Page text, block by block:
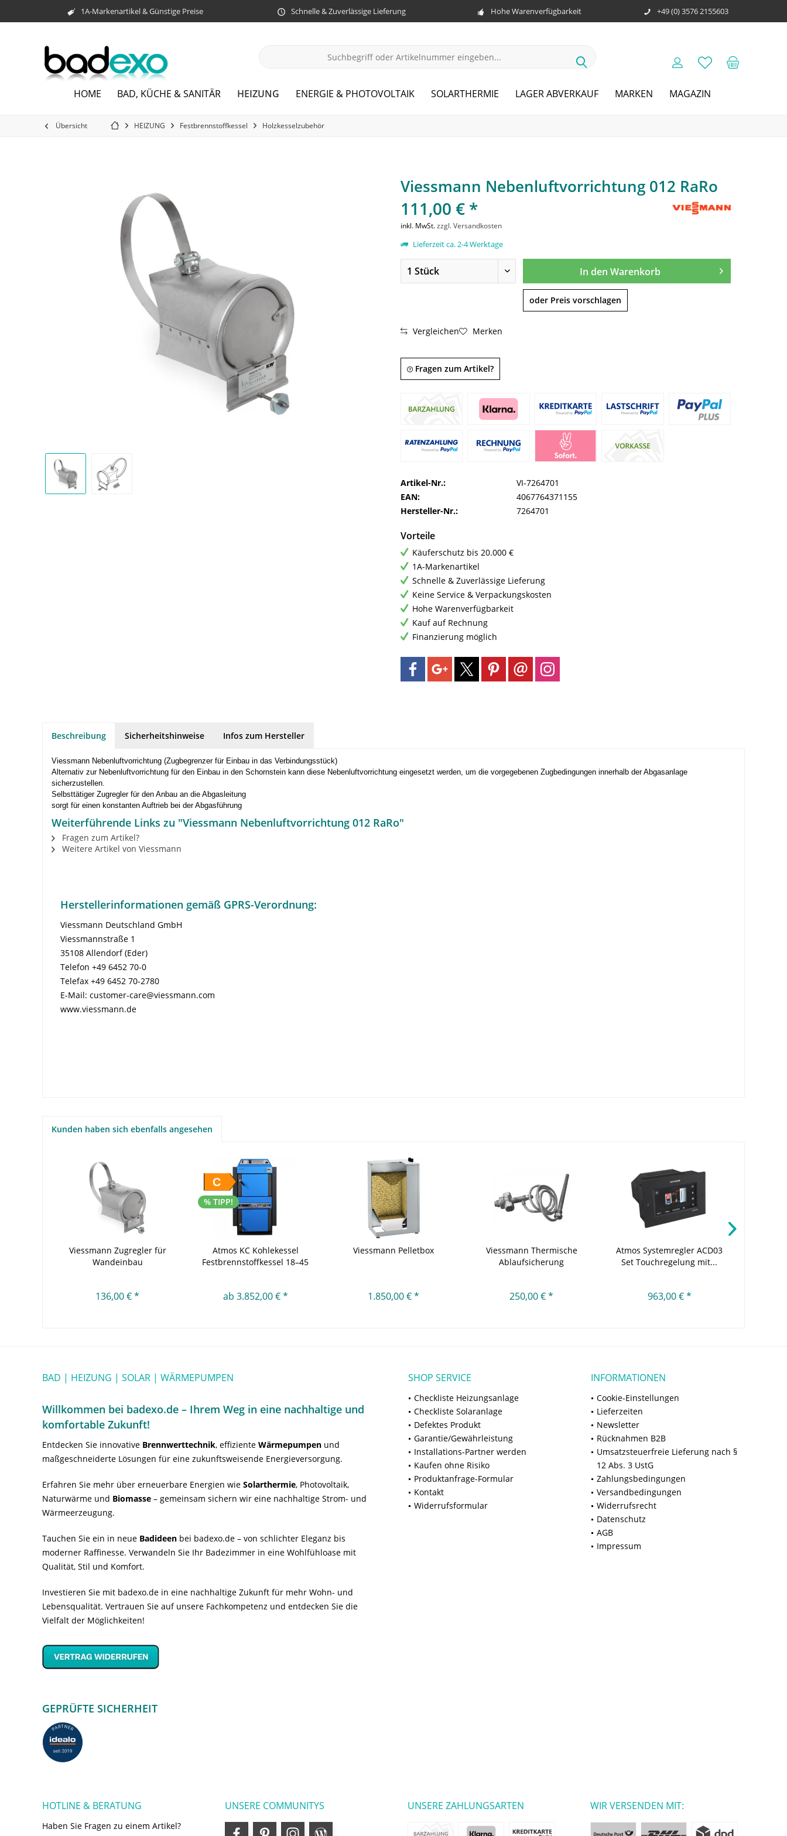
1A-Markenartikel & Günstige Preise Schnelle & Zuverlässige Lieferung Hohe Warenverfügbarkeit +49 (0) 3576 2155603
HOME BAD, KÜCHE & SANITÄR HEIZUNG ENERGIE & PHOTOVOLTAIK SOLARTHERMIE LAGER ABVERKAUF MARKEN MAGAZIN
Übersicht HEIZUNG Festbrennstoffkessel Holzkesselzubehör
Viessmann Nebenluftvorrichtung 012 RaRo
111,00 € *
inkl. MwSt.zzgl. Versandkosten
Lieferzeit ca. 2-4 Werktage
In den Warenkorb
oder Preis vorschlagen
Vergleichen Merken
Fragen zum Artikel?
Artikel-Nr.:
VI-7264701
EAN:
4067764371155
Hersteller-Nr.:
7264701
Vorteile
Käuferschutz bis 20.000 €
1A-Markenartikel
Schnelle & Zuverlässige Lieferung
Keine Service & Verpackungskosten
Hohe Warenverfügbarkeit
Kauf auf Rechnung
Finanzierung möglich
Beschreibung Sicherheitshinweise Infos zum Hersteller
Viessmann Nebenluftvorrichtung (Zugbegrenzer für Einbau in das Verbindungsstück)
Alternativ zur Nebenluftvorrichtung für den Einbau in den Schornstein kann diese Nebenluftvorrichtung eingesetzt werden, um die vorgegebenen Zugbedingungen innerhalb der Abgasanlage
sicherzustellen.
Selbsttätiger Zugregler für den Anbau an die Abgasleitung
sorgt für einen konstanten Auftrieb bei der Abgasführung
Weiterführende Links zu "Viessmann Nebenluftvorrichtung 012 RaRo"
Fragen zum Artikel?
Weitere Artikel von Viessmann
Herstellerinformationen gemäß GPRS-Verordnung:
Viessmann Deutschland GmbH
Viessmannstraße 1
35108 Allendorf (Eder)
Telefon +49 6452 70-0
Telefax +49 6452 70-2780
E-Mail: customer-care@viessmann.com
www.viessmann.de
Kunden haben sich ebenfalls angesehen
Viessmann Zugregler für
Wandeinbau
136,00 € *
C
% TIPP!
Atmos KC Kohlekessel
Festbrennstoffkessel 18–45
ab 3.852,00 € *
Viessmann Pelletbox
1.850,00 € *
Viessmann Thermische
Ablaufsicherung
250,00 € *
Atmos Systemregler ACD03
Set Touchregelung mit...
963,00 € *
BAD | HEIZUNG | SOLAR | WÄRMEPUMPEN
Willkommen bei badexo.de – Ihrem Weg in eine nachhaltige und
komfortable Zukunft!
Entdecken Sie innovative Brennwerttechnik, effiziente Wärmepumpen und
maßgeschneiderte Lösungen für eine zukunftsweisende Energieversorgung.
Erfahren Sie mehr über erneuerbare Energien wie Solarthermie, Photovoltaik,
Naturwärme und Biomasse – gemeinsam sichern wir eine nachhaltige Strom- und
Wärmeerzeugung.
Tauchen Sie ein in neue Badideen bei badexo.de – von schlichter Eleganz bis
moderner Raffinesse. Verwandeln Sie Ihr Badezimmer in eine Wohlfühloase mit
Qualität, Stil und Komfort.
Investieren Sie mit badexo.de in eine nachhaltige Zukunft für mehr Wohn- und
Lebensqualität. Vertrauen Sie auf unsere Fachkompetenz und entdecken Sie die
Vielfalt der Möglichkeiten!
GEPRÜFTE SICHERHEIT
SHOP SERVICE
Checkliste Heizungsanlage
Checkliste Solaranlage
Defektes Produkt
Garantie/Gewährleistung
Installations-Partner werden
Kaufen ohne Risiko
Produktanfrage-Formular
Kontakt
Widerrufsformular
INFORMATIONEN
Cookie-Einstellungen
Lieferzeiten
Newsletter
Rücknahmen B2B
Umsatzsteuerfreie Lieferung nach §
12 Abs. 3 UstG
Zahlungsbedingungen
Versandbedingungen
Widerrufsrecht
Datenschutz
AGB
Impressum
HOTLINE & BERATUNG
Haben Sie Fragen zu einem Artikel?
UNSERE COMMUNITYS UNSERE ZAHLUNGSARTEN WIR VERSENDEN MIT: